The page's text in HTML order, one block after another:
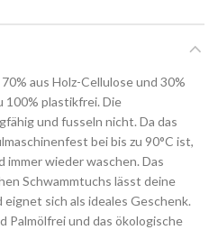
aus Holz-Cellulose und 30%
100% plastikfrei. Die
und fusseln nicht. Da das
bei bis zu 90°C ist,
immer wieder waschen. Das
Schwammtuchs lässt deine
sich als ideales Geschenk.
Palmölfrei und das ökologische